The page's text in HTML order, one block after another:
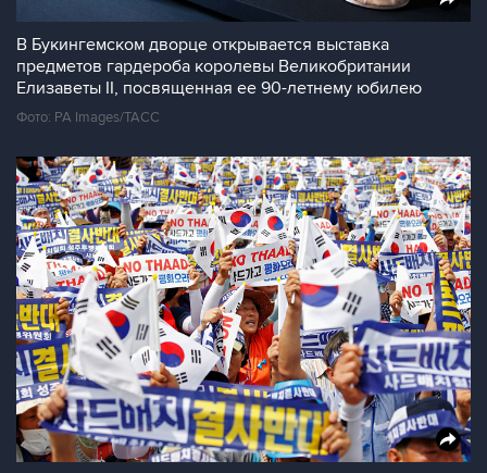
В Букингемском дворце открывается выставка
предметов гардероба королевы Великобритании
Елизаветы II, посвященная ее 90-летнему юбилею
Фото: PA Images/ТАСС